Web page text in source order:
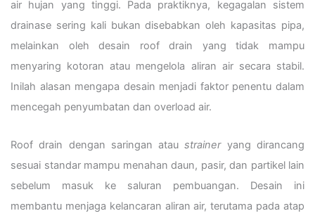
air hujan yang tinggi. Pada praktiknya, kegagalan sistem
drainase sering kali bukan disebabkan oleh kapasitas pipa,
melainkan oleh desain roof drain yang tidak mampu
menyaring kotoran atau mengelola aliran air secara stabil.
Inilah alasan mengapa desain menjadi faktor penentu dalam
mencegah penyumbatan dan overload air.
Roof drain dengan saringan ataustraineryang dirancang
sesuai standar mampu menahan daun, pasir, dan partikel lain
sebelum masuk ke saluran pembuangan. Desain ini
membantu menjaga kelancaran aliran air, terutama pada atap